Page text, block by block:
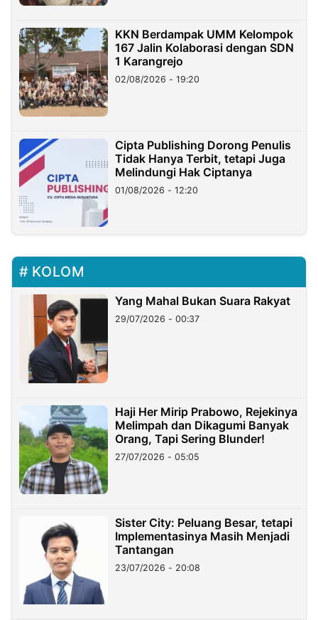
KKN Berdampak UMM Kelompok
167 Jalin Kolaborasi dengan SDN
1 Karangrejo
02/08/2026 - 19:20
Cipta Publishing Dorong Penulis
Tidak Hanya Terbit, tetapi Juga
Melindungi Hak Ciptanya
01/08/2026 - 12:20
KOLOM
Yang Mahal Bukan Suara Rakyat
29/07/2026 - 00:37
Haji Her Mirip Prabowo, Rejekinya
Melimpah dan Dikagumi Banyak
Orang, Tapi Sering Blunder!
27/07/2026 - 05:05
Sister City: Peluang Besar, tetapi
Implementasinya Masih Menjadi
Tantangan
23/07/2026 - 20:08